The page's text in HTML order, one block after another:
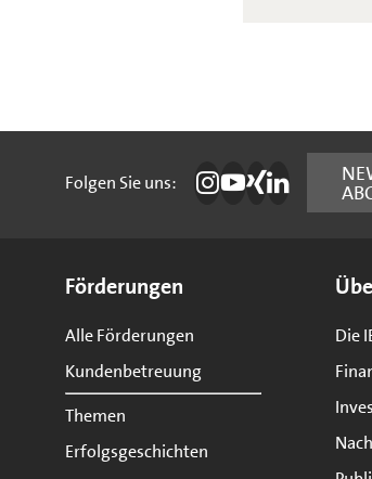
Folgen Sie uns: Die IBB auf Instagram
Die IBB auf
Die IBB auf Xing
Die IBB auf
Förderungen
Alle Förderungen
Kundenbetreuung
Themen
Erfolgsgeschichten
Die